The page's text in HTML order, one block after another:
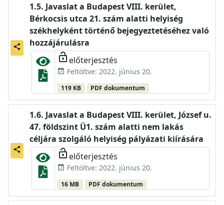
share
Javaslat a Budapest VIII. kerület,
Bérkocsis utca 21. szám alatti helyiség
székhelyként történő bejegyeztetéséhez való
hozzájárulásra
lock_open előterjesztés
event_available Feltöltve: 2022. június 20.
119 KB PDF dokumentum
share
Javaslat a Budapest VIII. kerület, József u.
47. földszint Ü1. szám alatti nem lakás
céljára szolgáló helyiség pályázati kiírására
lock_open előterjesztés
event_available Feltöltve: 2022. június 20.
16 MB PDF dokumentum